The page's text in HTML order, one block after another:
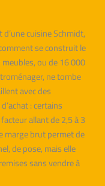
cuisine Schmidt,
se construit le
ou de 16 000
ne tombe
avec des
: certains
allant de 2,5 à 3
marge brut permet de
de pose, mais elle
sans vendre à